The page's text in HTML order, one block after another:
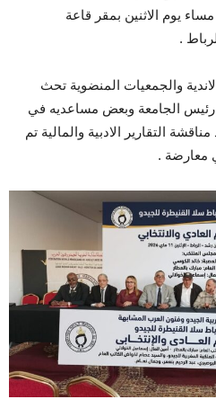
مساء يوم الاثنين بمقر قاعة
.
والجمعيات المنضوية تحث
وعددها .57بحضور رئيس الجامعة وبعض مساعديه في
التقارير الادبية والمالية تم
معارضة .